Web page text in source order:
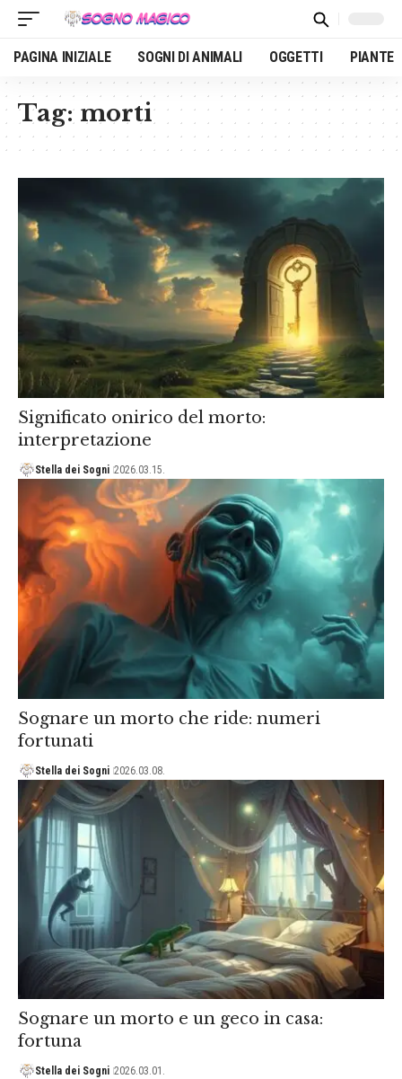
PAGINA INIZIALE SOGNI DI ANIMALI OGGETTI PIANTE
Tag: morti
Significato onirico del morto:
interpretazione
Stella dei Sogni 2026.03.15.
Sognare un morto che ride: numeri
fortunati
Stella dei Sogni 2026.03.08.
Sognare un morto e un geco in casa:
fortuna
Stella dei Sogni 2026.03.01.